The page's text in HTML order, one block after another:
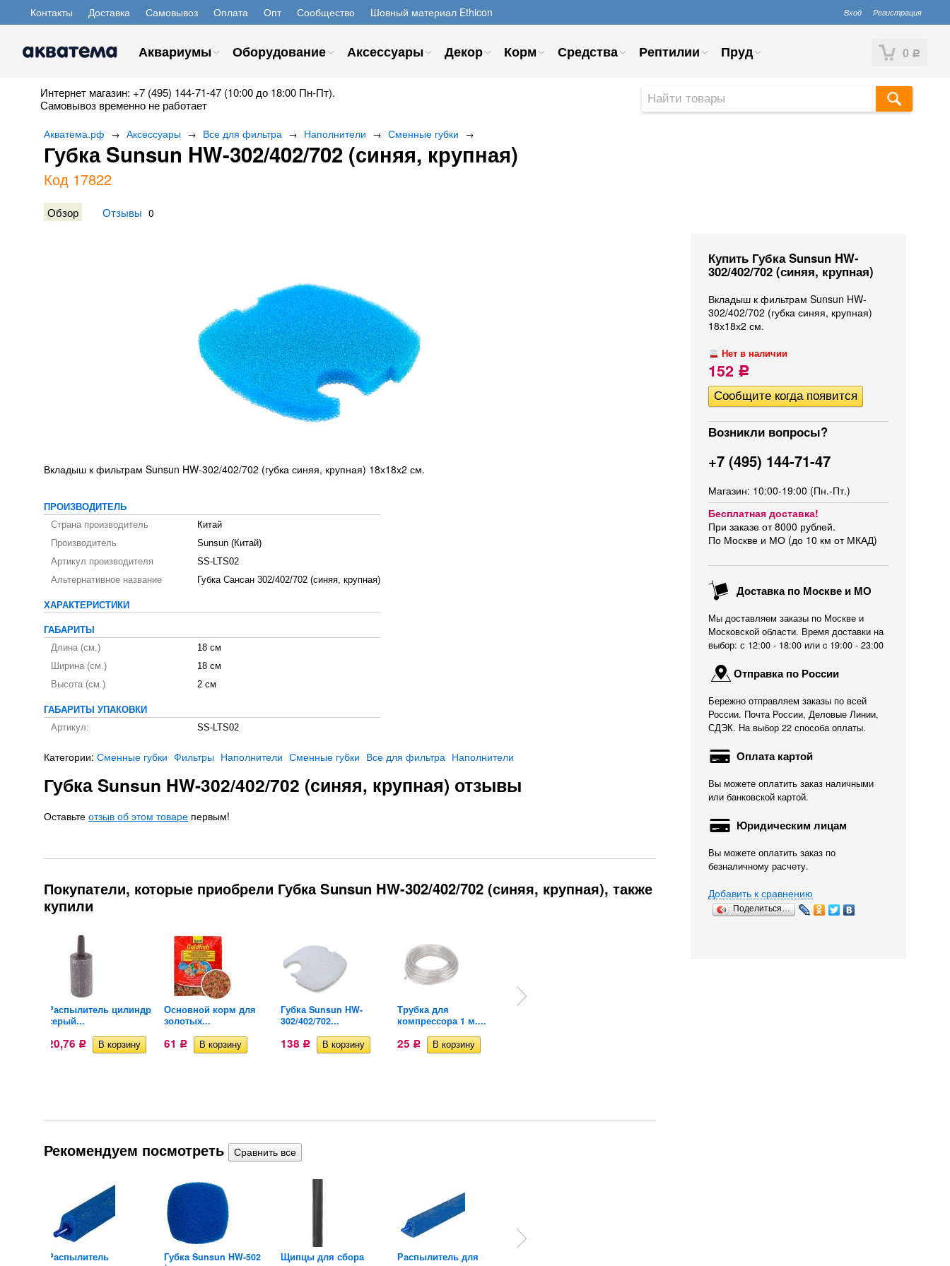
Контакты Доставка Самовывоз Оплата Опт Сообщество Шовный материал Ethicon Вход Регистрация
0 Р
Аквариумы Оборудование Аксессуары Декор Корм Средства Рептилии Пруд
Интернет магазин: +7 (495) 144-71-47 (10:00 до 18:00 Пн-Пт).
Самовывоз временно не работает
Акватема.рф → Аксессуары → Все для фильтра → Наполнители → Сменные губки →
Губка Sunsun HW-302/402/702 (синяя, крупная)
Код 17822
Обзор Отзывы 0
Купить Губка Sunsun HW-
302/402/702 (синяя, крупная)
Вкладыш к фильтрам Sunsun HW-
302/402/702 (губка синяя, крупная)
18х18х2 см.
Нет в наличии
152 Р
Возникли вопросы?
+7 (495) 144-71-47
Магазин: 10:00-19:00 (Пн.-Пт.)
Бесплатная доставка!
При заказе от 8000 рублей.
По Москве и МО (до 10 км от МКАД)
Доставка по Москве и МО
Мы доставляем заказы по Москве и
Московской области. Время доставки на
выбор: с 12:00 - 18:00 или c 19:00 - 23:00
Отправка по России
Бережно отправляем заказы по всей
России. Почта России, Деловые Линии,
СДЭК. На выбор 22 способа оплаты.
Оплата картой
Вы можете оплатить заказ наличными
или банковской картой.
Юридическим лицам
Вы можете оплатить заказ по
безналичному расчету.
Добавить к сравнению
Поделиться…
Вкладыш к фильтрам Sunsun HW-302/402/702 (губка синяя, крупная) 18х18х2 см.
ПРОИЗВОДИТЕЛЬ
Страна производитель
Китай
Производитель
Sunsun (Китай)
Артикул производителя
SS-LTS02
Альтернативное название
Губка Сансан 302/402/702 (синяя, крупная)
ХАРАКТЕРИСТИКИ
ГАБАРИТЫ
Длина (см.)
18 см
Ширина (см.)
18 см
Высота (см.)
2 см
ГАБАРИТЫ УПАКОВКИ
Артикул:
SS-LTS02
Категории: Сменные губки Фильтры Наполнители Сменные губки Все для фильтра Наполнители
Губка Sunsun HW-302/402/702 (синяя, крупная) отзывы
Оставьте отзыв об этом товаре первым!
Покупатели, которые приобрели Губка Sunsun HW-302/402/702 (синяя, крупная), также
купили
Распылитель цилиндр
серый...
20,76 Р
Основной корм для
золотых...
61 Р
Губка Sunsun HW-
302/402/702...
138 Р
Трубка для
компрессора 1 м....
25 Р
Разделитель потока
Рекомендуем посмотреть
Распылитель
Губка Sunsun HW-502
Щипцы для сбора
Распылитель для